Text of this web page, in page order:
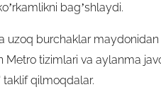
bag’shlaydi.
uzoq burchaklar
Metro tizimlari va aylanma
qilmoqdalar.